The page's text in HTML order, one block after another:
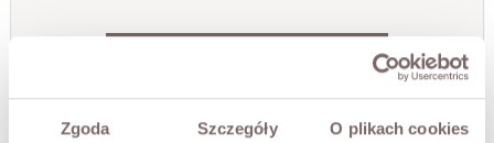
Zgoda Szczegóły O plikach cookies